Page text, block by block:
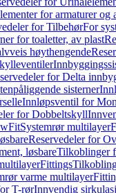
for armaturer og
for TilbehørFor
for toaletter, av plast
høythengende
for Delta
sisterner
Innløpsventil for
for Dobbeltskyll
Systemrør multilayer
Reservedeler for
løsbareTilkoblinger
Fittings
varme multilayer
T-rørInnvendig